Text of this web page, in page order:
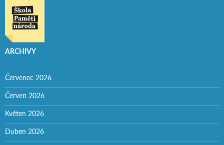
ARCHIVY
Červenec 2026
Červen 2026
Květen 2026
Duben 2026